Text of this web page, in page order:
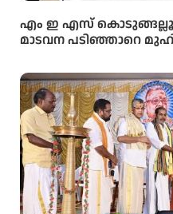
എം ഇ എസ് കൊടുങ്ങല്ലൂർ താലൂക്ക് കമ്മറ്റിയും,
മാടവന പടിഞ്ഞാറെ
മെഡിക്കൽ ക്യാമ്പ്